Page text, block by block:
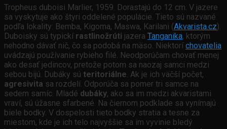
Tropheus duboisi Marlier, 1959. Dorastajú do 12 cm. V jazere
sa vyskytuje ako štyri oddelené populácie. Tieto sú nazvané
podľa lokality: Bemba, Kigoma, Maswa, Karilani (Akvarista.cz).
Duboisky sú typickí rastlinožrúti jazera Tanganika, ktorým
nehodno dávať nič, čo sa podobá na mäso. Niektorí chovatelia
uvádzajú používanie rybieho filé. Neodporúčam chovať menej
ako desať jedincov, pretože potom sa naozaj samci medzi
sebou bijú. Dubáky sú teritoriálne . Ak je ich väčší počet,
agresivita sa rozdelí. Odporúča sa pomer tri samce na
sedem samíc. Mladé dubáky, ako sa im medzi akvaristami
vraví, sú úžasne sfarbené. Na čiernom podklade sa vynímajú
biele bodky. V dospelosti tieto bodky stratia a tesne za
miestom, kde je ich telo najvyššie sa im vyvinie bledý